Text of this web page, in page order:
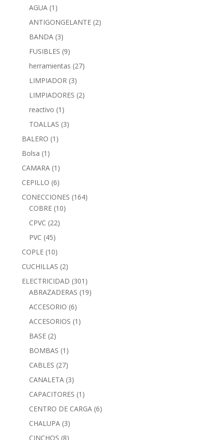
AGUA (1)
ANTIGONGELANTE (2)
BANDA (3)
FUSIBLES (9)
herramientas (27)
LIMPIADOR (3)
LIMPIADORES (2)
reactivo (1)
TOALLAS (3)
BALERO (1)
Bolsa (1)
CAMARA (1)
CEPILLO (6)
CONECCIONES (164)
COBRE (10)
CPVC (22)
PVC (45)
COPLE (10)
CUCHILLAS (2)
ELECTRICIDAD (301)
ABRAZADERAS (19)
ACCESORIO (6)
ACCESORIOS (1)
BASE (2)
BOMBAS (1)
CABLES (27)
CANALETA (3)
CAPACITORES (1)
CENTRO DE CARGA (6)
CHALUPA (3)
CINCHOS (8)